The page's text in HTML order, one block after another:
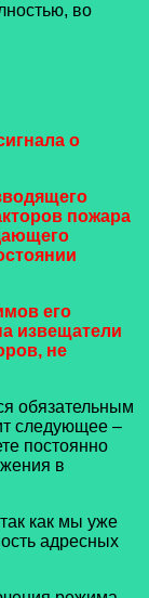
во
о
пожара
его
извещатели
не
обязательным
следующее –
постоянно
в
как мы уже
адресных